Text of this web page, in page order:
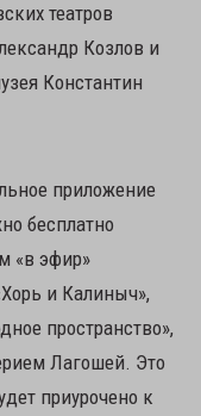
театров
Козлов и
Константин
приложение
бесплатно
«в эфир»
и Калиныч»,
пространство»,
Лагошей. Это
приурочено к